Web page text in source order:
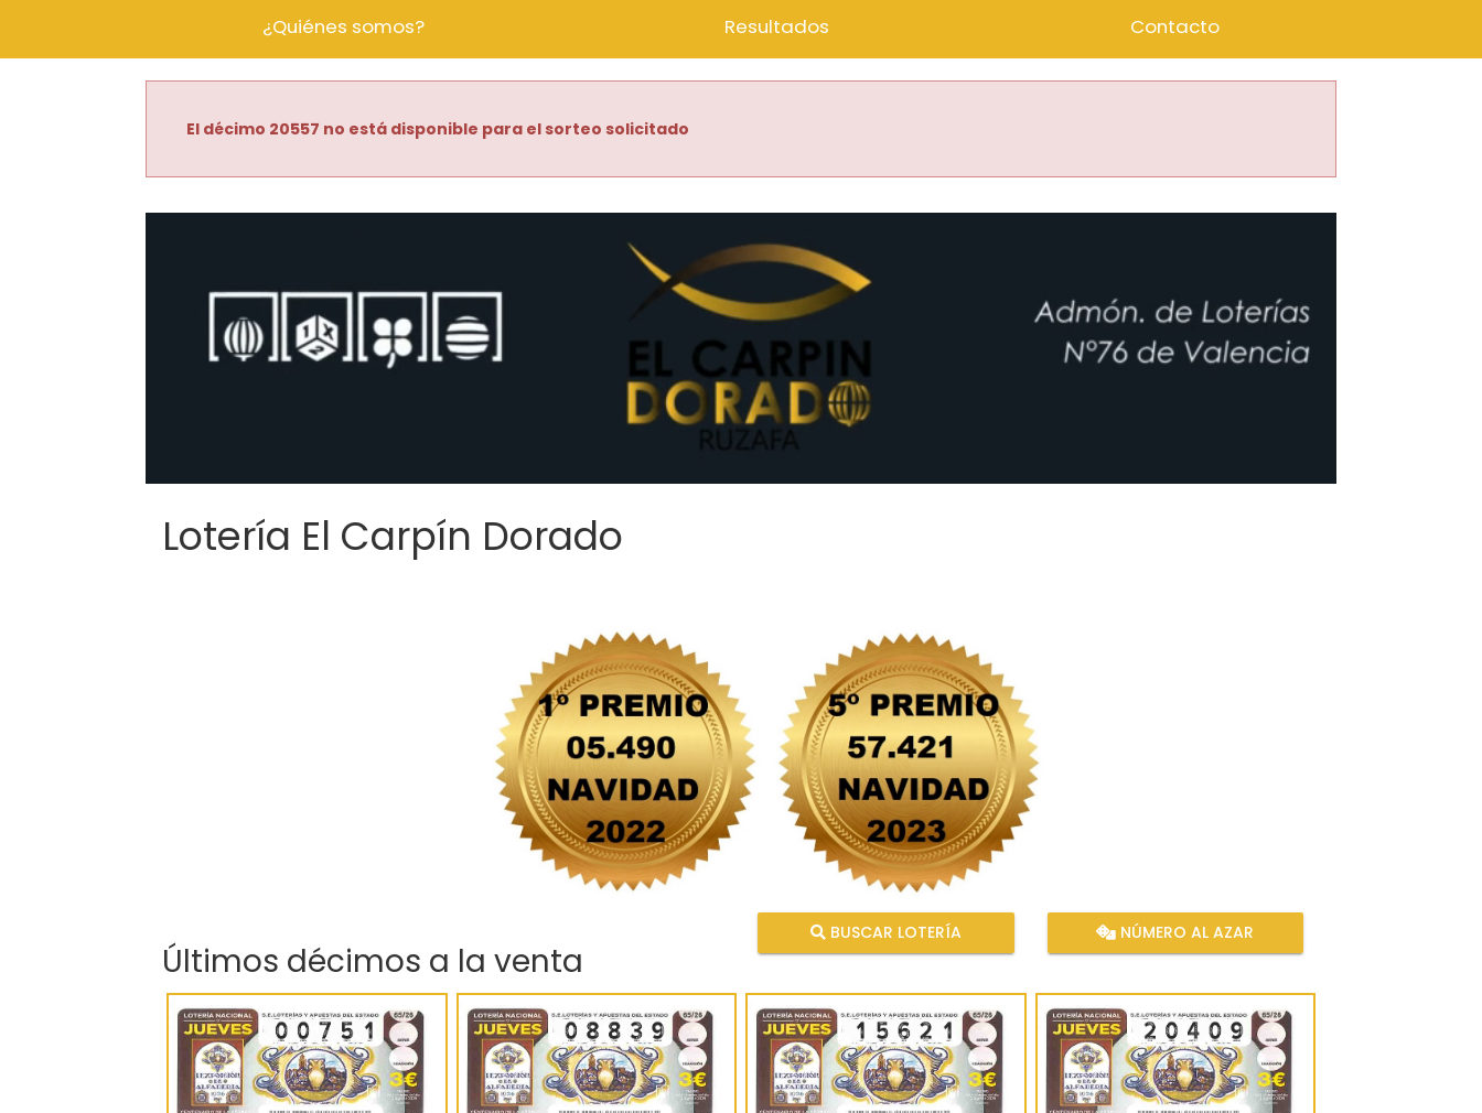
¿Quiénes somos? Resultados Contacto
El décimo 20557 no está disponible para el sorteo solicitado
Lotería El Carpín Dorado
Últimos décimos a la venta
BUSCAR LOTERÍA NÚMERO AL AZAR